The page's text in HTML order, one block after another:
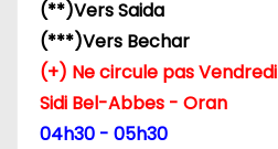
d
e
s
(**)Vers Saida
(***)Vers Bechar
(+) Ne circule pas Vendredi
Sidi Bel-Abbes - Oran
04h30 - 05h30